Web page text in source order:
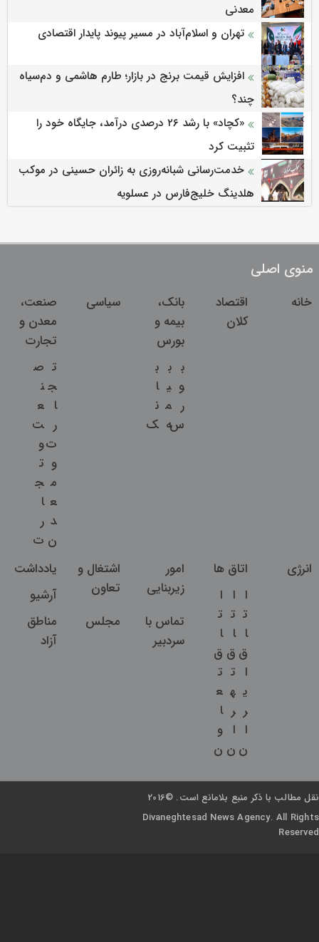
معدنی
تهران و اسلام‌آباد در مسیر پیوند پایدار اقتصادی
افزایش قیمت برنج در بازار؛ طارم هاشمی و دم‌سیاه
چند؟
«کچاد» با رشد ۲۶ درصدی درآمد، جایگاه خود را
تثبیت کرد
خدمت‌رسانی شبانه‌روزی به زائران حسینی در موکب
هلدینگ خلیج‌فارس در عسلویه
منوی اصلی
خانه
اقتصاد
کلان
بانک،
بیمه و
بورس
ب
و
ر
س
ب
ی
م
ه
ب
ا
ن
ک
سیاسی
صنعت،
معدن و
تجارت
ت
ج
ا
ر
ت
و
م
ع
د
ن
ص
ن
ع
ت
و
ت
ج
ا
ر
ت
انرژی
اتاق ها
ا
ت
ا
ق
ا
ی
ر
ا
ن
ا
ت
ا
ق
ت
ه
ر
ا
ن
ا
ت
ا
ق
ت
ع
ا
و
ن
امور
زیربنایی
اشتغال و
تعاون
یادداشت
آرشیو
تماس با
سردبیر
مجلس
مناطق
آزاد
نقل مطالب با ذکر منبع بلامانع است. ©2016
Divaneghtesad News Agency. All Rights
Reserved